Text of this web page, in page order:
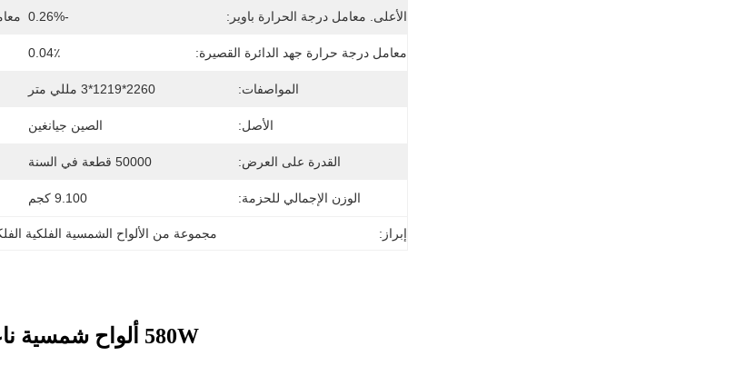
الأعلى. معامل درجة الحرارة باوير: -0.26%
معامل درجة حرارة جهد الدائرة القصيرة: 0.04٪
المواصفات: 2260*1219*3 مللي متر
الأصل: الصين جيانغين
القدرة على العرض: 50000 قطعة في السنة
الوزن الإجمالي للحزمة: 9.100 كجم
إبراز: مجموعة من الألواح الشمسية الفلكية
580W ألواح شمسية ناعمة لمواد السقف